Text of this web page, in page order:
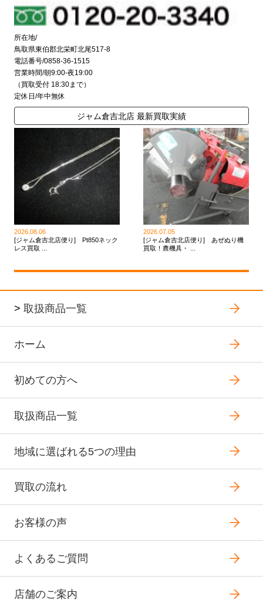
所在地/
鳥取県東伯郡北栄町北尾517-8
電話番号/0858-36-1515
営業時間/朝9:00-夜19:00
（買取受付 18:30まで）
定休日/年中無休
ジャム倉吉北店 最新買取実績
2026.08.06
[ジャム倉吉北店便り] Pt850ネック
レス買取 ...
2026.07.05
[ジャム倉吉北店便り] あぜぬり機
買取！農機具・ ...
> 取扱商品一覧
ホーム
初めての方へ
取扱商品一覧
地域に選ばれる5つの理由
買取の流れ
お客様の声
よくあるご質問
店舗のご案内